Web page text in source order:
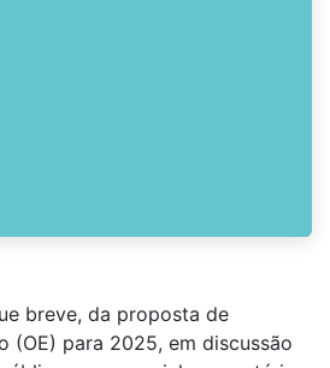
breve, da proposta de
(OE) para 2025, em discussão